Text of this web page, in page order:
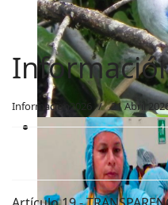
Informacion2026 21 Abril